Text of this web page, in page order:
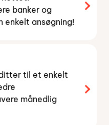
banker og
enkelt ansøgning!
til et enkelt
månedlig